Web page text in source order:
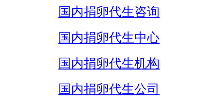
国内捐卵代生咨询
国内捐卵代生中心
国内捐卵代生机构
国内捐卵代生公司